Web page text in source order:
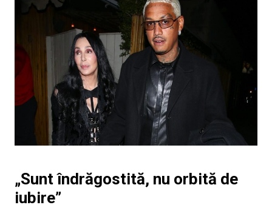
„Sunt îndrăgostită, nu orbită de
iubire”